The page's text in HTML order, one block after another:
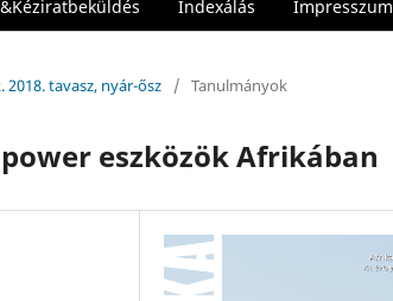
Indexálás Impresszum
2018. tavasz, nyár-ősz / Tanulmányok
eszközök Afrikában